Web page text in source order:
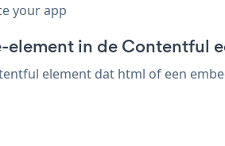
your app
element in de Contentful
element dat html of een